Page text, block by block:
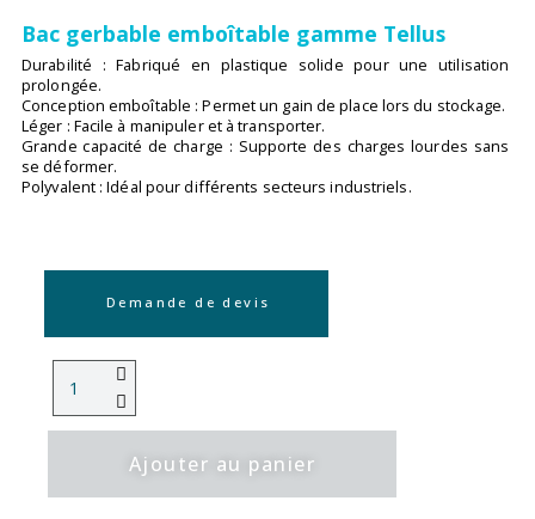
Bac gerbable emboîtable gamme Tellus
Durabilité : Fabriqué en plastique solide pour une utilisation
prolongée.
Conception emboîtable : Permet un gain de place lors du stockage.
Léger : Facile à manipuler et à transporter.
Grande capacité de charge : Supporte des charges lourdes sans
se déformer.
Polyvalent : Idéal pour différents secteurs industriels.
Demande de devis
Ajouter au panier